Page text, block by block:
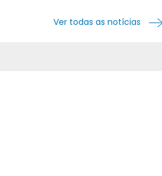
Ver todas as notícias